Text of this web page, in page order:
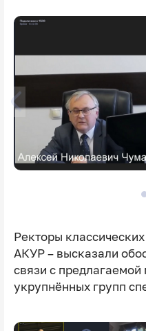
Ректоры
АКУР – высказали
связи с
укрупнённых групп